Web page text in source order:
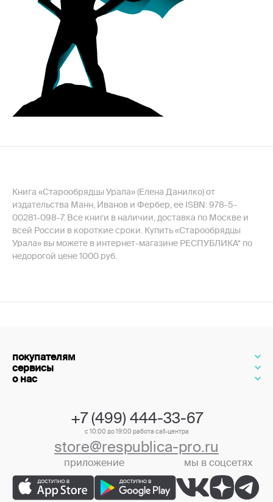
Книга «Старообрядцы Урала» (Елена Данилко) от
издательства Манн, Иванов и Фербер, ее ISBN: 978-5-
00281-098-7. Все книги в наличии, доставка по Москве и
всей России в короткие сроки. Купить «Старообрядцы
Урала» вы можете в интернет-магазине РЕСПУБЛИКА* по
недорогой цене 1000 руб.
покупателям
сервисы
о нас
+7 (499) 444-33-67
с 10:00 до 19:00 работа call-центра
store@respublica-pro.ru
приложение мы в соцсетях